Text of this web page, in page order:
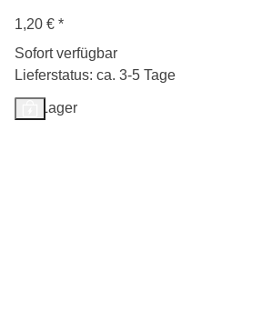
1,20 € *
Sofort verfügbar
Lieferstatus: ca. 3-5 Tage
Auf Lager